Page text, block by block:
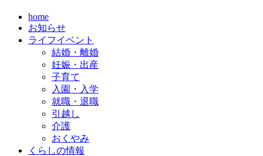
home
お知らせ
ライフイベント
結婚・離婚
妊娠・出産
子育て
入園・入学
就職・退職
引越し
介護
おくやみ
くらしの情報